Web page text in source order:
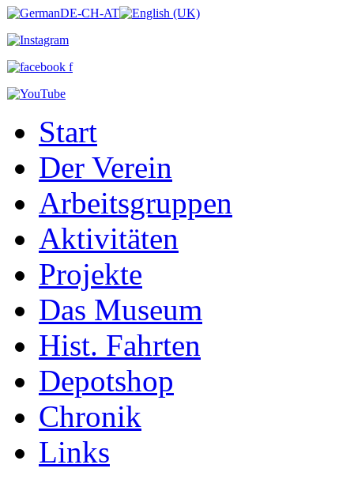
Start
Der Verein
Arbeitsgruppen
Aktivitäten
Projekte
Das Museum
Hist. Fahrten
Depotshop
Chronik
Links